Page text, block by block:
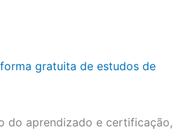
gratuita de estudos de
do aprendizado e certificação,